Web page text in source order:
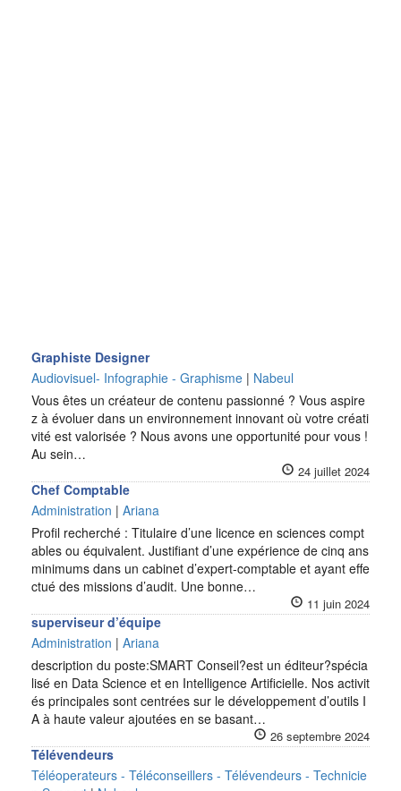
Graphiste Designer
Audiovisuel- Infographie - Graphisme | Nabeul
Vous êtes un créateur de contenu passionné ? Vous aspire
z à évoluer dans un environnement innovant où votre créati
vité est valorisée ? Nous avons une opportunité pour vous !
Au sein…
24 juillet 2024
Chef Comptable
Administration | Ariana
Profil recherché : Titulaire d’une licence en sciences compt
ables ou équivalent. Justifiant d’une expérience de cinq ans
minimums dans un cabinet d’expert-comptable et ayant effe
ctué des missions d’audit. Une bonne…
11 juin 2024
superviseur d’équipe
Administration | Ariana
description du poste:SMART Conseil?est un éditeur?spécia
lisé en Data Science et en Intelligence Artificielle. Nos activit
és principales sont centrées sur le développement d’outils I
A à haute valeur ajoutées en se basant…
26 septembre 2024
Télévendeurs
Téléoperateurs - Téléconseillers - Télévendeurs - Technicie